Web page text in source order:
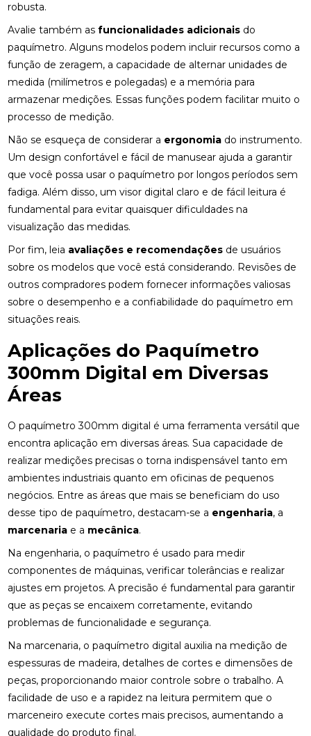
robusta.
Avalie também asfuncionalidades adicionais do
paquímetro. Alguns modelos podem incluir recursos como a
função de zeragem, a capacidade de alternar unidades de
medida (milímetros e polegadas) e a memória para
armazenar medições. Essas funções podem facilitar muito o
processo de medição.
Não se esqueça de considerar a ergonomia do instrumento.
Um design confortável e fácil de manusear ajuda a garantir
que você possa usar o paquímetro por longos períodos sem
fadiga. Além disso, um visor digital claro e de fácil leitura é
fundamental para evitar quaisquer dificuldades na
visualização das medidas.
Por fim, leia avaliações e recomendações de usuários
sobre os modelos que você está considerando. Revisões de
outros compradores podem fornecer informações valiosas
sobre o desempenho e a confiabilidade do paquímetro em
situações reais.
Aplicações do Paquímetro
300mm Digital em Diversas
Áreas
O paquímetro 300mm digital é uma ferramenta versátil que
encontra aplicação em diversas áreas. Sua capacidade de
realizar medições precisas o torna indispensável tanto em
ambientes industriais quanto em oficinas de pequenos
negócios. Entre as áreas que mais se beneficiam do uso
desse tipo de paquímetro, destacam-se a engenharia, a
marcenaria e a mecânica.
Na engenharia, o paquímetro é usado para medir
componentes de máquinas, verificar tolerâncias e realizar
ajustes em projetos. A precisão é fundamental para garantir
que as peças se encaixem corretamente, evitando
problemas de funcionalidade e segurança.
Na marcenaria, o paquímetro digital auxilia na medição de
espessuras de madeira, detalhes de cortes e dimensões de
peças, proporcionando maior controle sobre o trabalho. A
facilidade de uso e a rapidez na leitura permitem que o
marceneiro execute cortes mais precisos, aumentando a
qualidade do produto final.